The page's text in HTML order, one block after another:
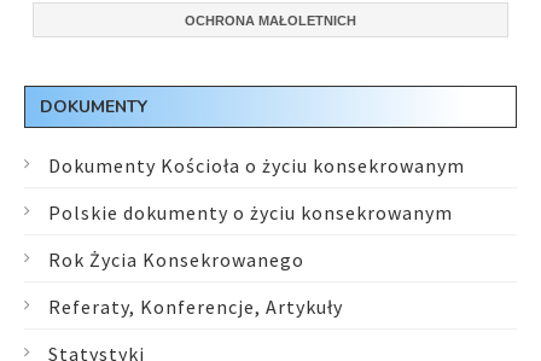
OCHRONA MAŁOLETNICH
DOKUMENTY
Dokumenty Kościoła o życiu konsekrowanym
Polskie dokumenty o życiu konsekrowanym
Rok Życia Konsekrowanego
Referaty, Konferencje, Artykuły
Statystyki